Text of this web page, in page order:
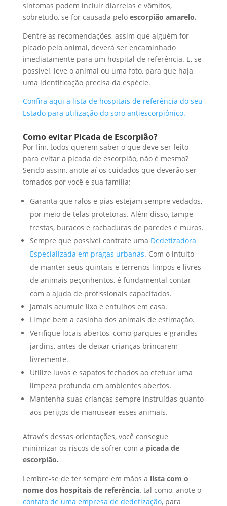
sintomas podem incluir diarreias e vômitos,
sobretudo, se for causada pelo escorpião amarelo.
Dentre as recomendações, assim que alguém for
picado pelo animal, deverá ser encaminhado
imediatamente para um hospital de referência. E, se
possível, leve o animal ou uma foto, para que haja
uma identificação precisa da espécie.
Confira aqui a lista de hospitais de referência do seu
Estado para utilização do soro antiescorpiônico.
Como evitar Picada de Escorpião?
Por fim, todos querem saber o que deve ser feito
para evitar a picada de escorpião, não é mesmo?
Sendo assim, anote aí os cuidados que deverão ser
tomados por você e sua família:
Garanta que ralos e pias estejam sempre vedados,
por meio de telas protetoras. Além disso, tampe
frestas, buracos e rachaduras de paredes e muros.
Sempre que possível contrate uma Dedetizadora
Especializada em pragas urbanas. Com o intuito
de manter seus quintais e terrenos limpos e livres
de animais peçonhentos, é fundamental contar
com a ajuda de profissionais capacitados.
Jamais acumule lixo e entulhos em casa.
Limpe bem a casinha dos animais de estimação.
Verifique locais abertos, como parques e grandes
jardins, antes de deixar crianças brincarem
livremente.
Utilize luvas e sapatos fechados ao efetuar uma
limpeza profunda em ambientes abertos.
Mantenha suas crianças sempre instruídas quanto
aos perigos de manusear esses animais.
Através dessas orientações, você consegue
minimizar os riscos de sofrer com a picada de
escorpião.
Lembre-se de ter sempre em mãos a lista com o
nome dos hospitais de referência, tal como, anote o
contato de uma empresa de dedetização, para